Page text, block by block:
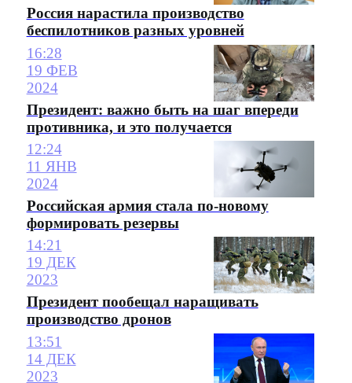
Россия нарастила производство
беспилотников разных уровней
16:28
19 ФЕВ
2024
Президент: важно быть на шаг впереди
противника, и это получается
12:24
11 ЯНВ
2024
Российская армия стала по-новому
формировать резервы
14:21
19 ДЕК
2023
Президент пообещал наращивать
производство дронов
13:51
14 ДЕК
2023